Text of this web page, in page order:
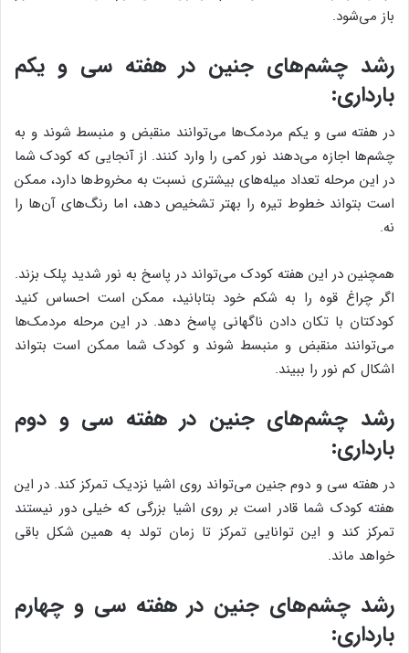
باز ‌می‌شود.
رشد چشم‌های جنین در هفته سی و یکم
بارداری:
در هفته سی و یکم مردمک‌ها ‌می‌توانند منقبض و منبسط شوند و به
چشم‌ها اجازه ‌می‌دهند نور کمی را وارد کنند. از آنجایی که کودک شما
در این مرحله تعداد میله‌های بیشتری نسبت به مخروط‌ها دارد، ممکن
است بتواند خطوط تیره را بهتر تشخیص دهد، اما رنگ‌های آن‌ها را
نه.
همچنین در این هفته کودک ‌می‌تواند در پاسخ به نور شدید پلک بزند.
اگر چراغ قوه را به شکم خود بتابانید، ممکن است احساس کنید
کودکتان با تکان دادن ناگهانی پاسخ دهد. در این مرحله مردمک‌ها
‌می‌توانند منقبض و منبسط شوند و کودک شما ممکن است بتواند
اشکال کم نور را ببیند.
رشد چشم‌های جنین در هفته سی و دوم
بارداری:
در هفته سی و دوم جنین ‌می‌تواند روی اشیا نزدیک تمرکز کند. در این
هفته کودک شما قادر است بر روی اشیا بزرگی که خیلی دور نیستند
تمرکز کند و این توانایی تمرکز تا زمان تولد به همین شکل باقی
خواهد ماند.
رشد چشم‌های جنین در هفته سی و چهارم
بارداری: